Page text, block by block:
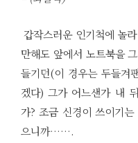
갑작스러운 인기척에 놀
만해도 앞에서 노트북을
들기던(이 경우는 두들겨
겠다) 그가 어느샌가 내
가? 조금 신경이 쓰이기
으니까…….